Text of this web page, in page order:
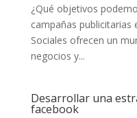
¿Qué objetivos
campañas publicitarias
Sociales ofrecen un
negocios y...
Desarrollar una
facebook